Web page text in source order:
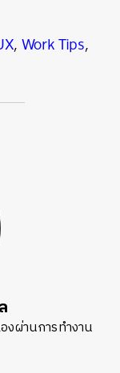
,Work Tips,
ผ่านการทำงาน